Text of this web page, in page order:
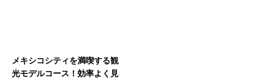
メキシコシティを満喫する観
光モデルコース！効率よく見